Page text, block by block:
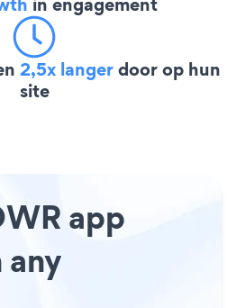
2,5x langerdoor op hun
site
app